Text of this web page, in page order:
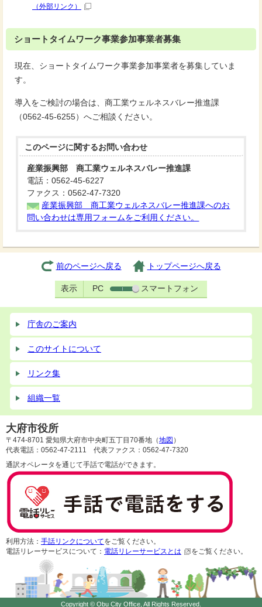
（外部リンク）
ショートタイムワーク事業参加事業者募集
現在、ショートタイムワーク事業参加事業者を募集していま
す。
導入をご検討の場合は、商工業ウェルネスバレー推進課
（0562-45-6255）へご相談ください。
このページに関するお問い合わせ
産業振興部 商工業ウェルネスバレー推進課
電話：0562-45-6227
ファクス：0562-47-7320
産業振興部 商工業ウェルネスバレー推進課へのお
問い合わせは専用フォームをご利用ください。
前のページへ戻る トップページへ戻る
表示 PC スマートフォン
庁舎のご案内
このサイトについて
リンク集
組織一覧
大府市役所
〒474-8701 愛知県大府市中央町五丁目70番地（地図 ）
代表電話：0562-47-2111 代表ファクス：0562-47-7320
通訳オペレータを通じて手話で電話ができます。
利用方法： 手話リンクについてをご覧ください。
電話リレーサービスについて： 電話リレーサービスとは をご覧ください。
Copyright © Obu City Office, All Rights Reserved.